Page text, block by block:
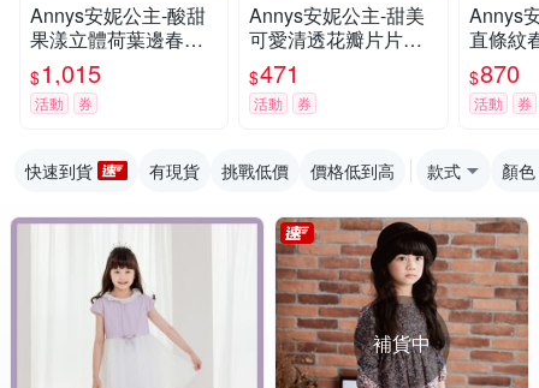
Annys安妮公主-酸甜
果漾立體荷葉邊春夏
款無袖純棉綁帶洋裝
(3308綠色)
$1,015
活動 券
Annys安妮公主-甜美
可愛清透花瓣片片蕾
絲小外套*7182粉紅
$471
活動 券
Annys
直條紋
棉洋
$870
活動 券
快速到貨 有現貨 挑戰低價 價格低到高 款式 顏色
補貨中